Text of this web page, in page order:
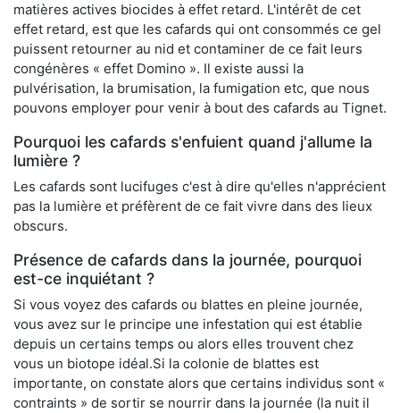
matières actives biocides à effet retard. L'intérêt de cet
effet retard, est que les cafards qui ont consommés ce gel
puissent retourner au nid et contaminer de ce fait leurs
congénères « effet Domino ». Il existe aussi la
pulvérisation, la brumisation, la fumigation etc, que nous
pouvons employer pour venir à bout des cafards au Tignet.
Pourquoi les cafards s'enfuient quand j'allume la
lumière ?
Les cafards sont lucifuges c'est à dire qu'elles n'apprécient
pas la lumière et préfèrent de ce fait vivre dans des lieux
obscurs.
Présence de cafards dans la journée, pourquoi
est-ce inquiétant ?
Si vous voyez des cafards ou blattes en pleine journée,
vous avez sur le principe une infestation qui est établie
depuis un certains temps ou alors elles trouvent chez
vous un biotope idéal.Si la colonie de blattes est
importante, on constate alors que certains individus sont «
contraints » de sortir se nourrir dans la journée (la nuit il